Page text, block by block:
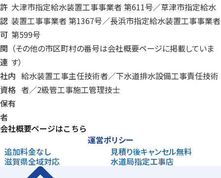
許
認
可
関
連
大津市指定給水装置工事事業者 第611号／草津市指定給水
装置工事事業者 第1367号／長浜市指定給水装置工事事業者
第599号
（その他の市区町村の番号は会社概要ページに掲載していま
す）
社内
資格
保有
者
給水装置工事主任技術者／下水道排水設備工事責任技術
者／2級管工事施工管理技士
会社概要ページはこちら
運営ポリシー
追加料金なし
見積り後キャンセル無料
滋賀県全域対応 水道局指定工事店